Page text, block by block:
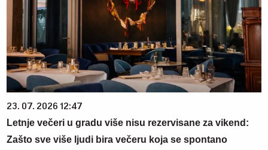
23. 07. 2026 12:47
Letnje večeri u gradu više nisu rezervisane za vikend:
Zašto sve više ljudi bira večeru koja se spontano